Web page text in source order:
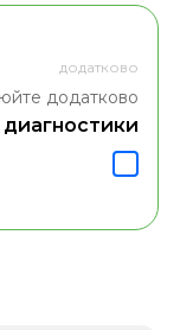
додатково
додатково